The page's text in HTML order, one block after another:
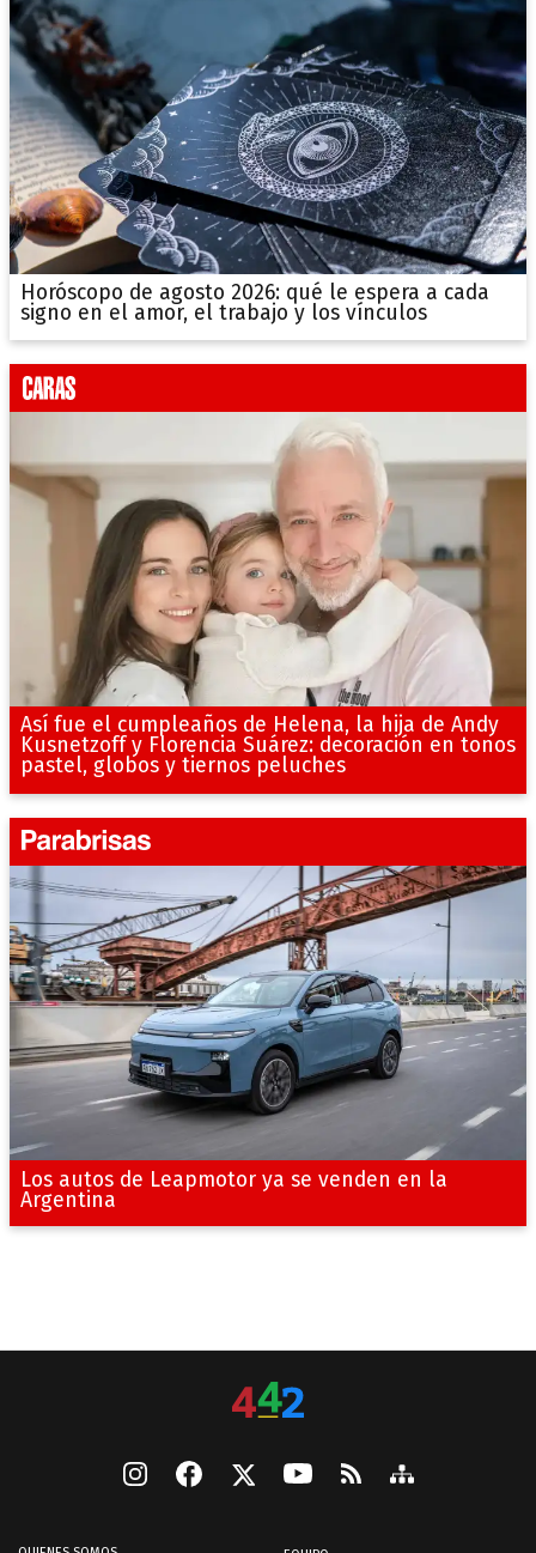
Horóscopo de agosto 2026: qué le espera a cada
signo en el amor, el trabajo y los vínculos
Así fue el cumpleaños de Helena, la hija de Andy
Kusnetzoff y Florencia Suárez: decoración en tonos
pastel, globos y tiernos peluches
Los autos de Leapmotor ya se venden en la
Argentina